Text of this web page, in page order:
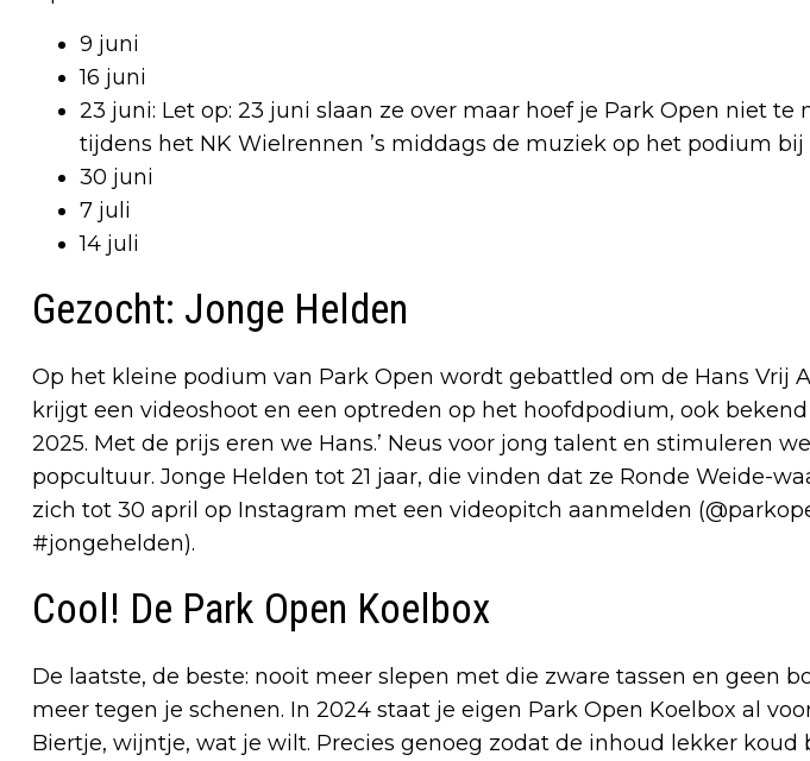
9 juni
16 juni
23 juni: Let op: 23 juni slaan ze over maar hoef je Park Open niet te
tijdens het NK Wielrennen ’s middags de muziek op het podium
30 juni
7 juli
14 juli
Gezocht: Jonge Helden
Op het kleine podium van Park Open wordt gebattled om de Hans Vrij
krijgt een videoshoot en een optreden op het hoofdpodium, ook bekend
2025. Met de prijs eren we Hans.’ Neus voor jong talent en stimuleren
popcultuur. Jonge Helden tot 21 jaar, die vinden dat ze Ronde Weide-
zich tot 30 april op Instagram met een videopitch aanmelden
#jongehelden).
Cool! De Park Open Koelbox
De laatste, de beste: nooit meer slepen met die zware tassen en geen
meer tegen je schenen. In 2024 staat je eigen Park Open Koelbox al
Biertje, wijntje, wat je wilt. Precies genoeg zodat de inhoud lekker koud